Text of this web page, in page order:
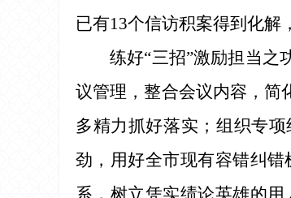
已有13个信访积案得到化解
练好“三招”激励担当之
议管理，整合会议内容，简
多精力抓好落实；组织专
劲，用好全市现有容错纠
系，树立凭实绩论英雄的